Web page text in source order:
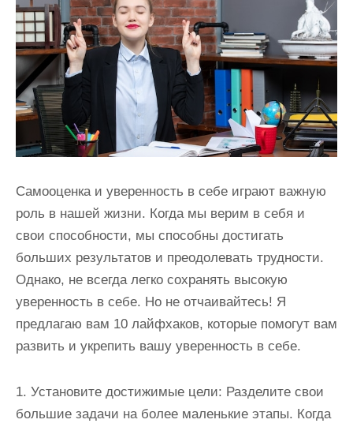
Самооценка и уверенность в себе играют важную
роль в нашей жизни. Когда мы верим в себя и
свои способности, мы способны достигать
больших результатов и преодолевать трудности.
Однако, не всегда легко сохранять высокую
уверенность в себе. Но не отчаивайтесь! Я
предлагаю вам 10 лайфхаков, которые помогут вам
развить и укрепить вашу уверенность в себе.
1. Установите достижимые цели: Разделите свои
большие задачи на более маленькие этапы. Когда